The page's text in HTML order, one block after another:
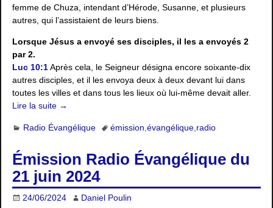
femme de Chuza, intendant d’Hérode, Susanne, et plusieurs
autres, qui l’assistaient de leurs biens.
Lorsque Jésus a envoyé ses disciples, il les a envoyés 2
par 2.
Luc 10:1Après cela, le Seigneur désigna encore soixante-dix
autres disciples, et il les envoya deux à deux devant lui dans
toutes les villes et dans tous les lieux où lui-même devait aller.
Lire la suite →
Radio Évangélique émission évangélique, radio
Émission Radio Évangélique du
21 juin 2024
24/06/2024 Daniel Poulin